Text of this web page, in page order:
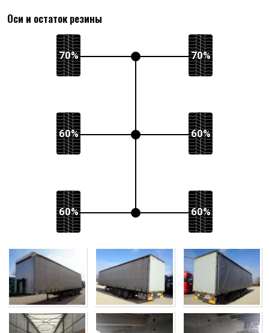
Оси и остаток резины
70% 70%
60% 60%
60% 60%